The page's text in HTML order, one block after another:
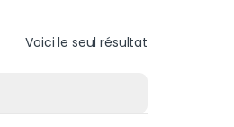
Voici le seul résultat